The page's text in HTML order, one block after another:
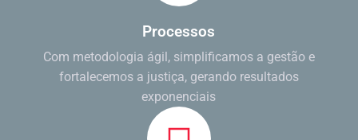
Processos
Com metodologia ágil, simplificamos a gestão e
fortalecemos a justiça, gerando resultados
exponenciais